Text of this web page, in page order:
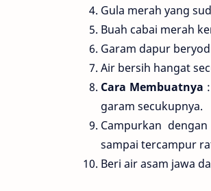
Gula merah yang
Buah cabai merah
Garam dapur
Air bersih hangat
Cara Membuatnya
garam secukupnya.
Campurkan
sampai tercampur
Beri air asam jawa